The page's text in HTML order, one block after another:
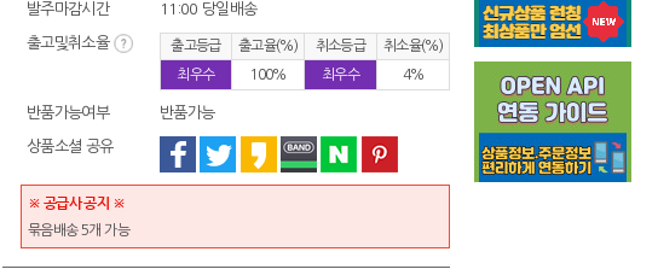
발주마감시간 11:00 당일배송
출고및취소율 출고등급 출고율(%) 취소등급
취소율(%)
최우수
100% 최우수 4%
반품가능여부 반품가능
상품소셜 공유
※ 공급사 공지 ※
묶음배송 5개 가능